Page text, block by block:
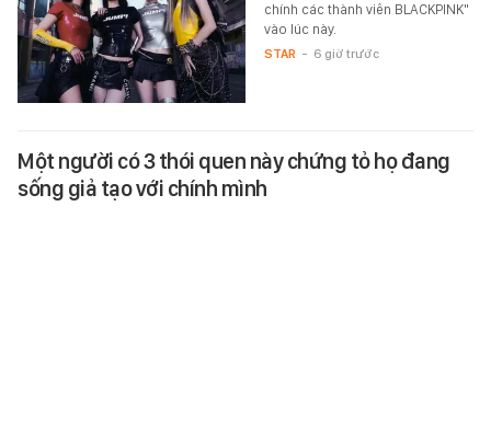
chính các thành viên BLACKPINK"
vào lúc này.
STAR - 6 giờ trước
Một người có 3 thói quen này chứng tỏ họ đang
sống giả tạo với chính mình